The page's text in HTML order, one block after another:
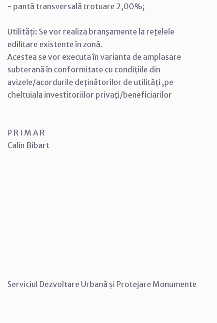
- pantă transversală trotuare 2,00%;
Utilități: Se vor realiza branşamente la reţelele
edilitare existente în zonă.
Acestea se vor executa în varianta de amplasare
subterană în conformitate cu condițiile din
avizele/acordurile deținătorilor de utilități ,pe
cheltuiala investitoriilor privaţi/beneficiarilor
P R I M A R
Calin Bibart
Serviciul Dezvoltare Urbană și Protejare Monumente